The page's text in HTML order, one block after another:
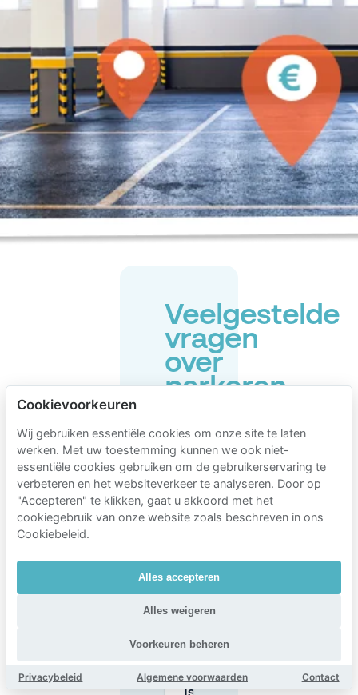
Veelgestelde
vragen
over
parkeren
La
Ruche
Théâtre
Royal
Waar
kan ik
parkeren
bij La
Ruche
Royal?
Cookievoorkeuren
Wij gebruiken essentiële cookies om onze site te laten
werken. Met uw toestemming kunnen we ook niet-
essentiële cookies gebruiken om de gebruikerservaring te
verbeteren en het websiteverkeer te analyseren. Door op
"Accepteren" te klikken, gaat u akkoord met het
cookiegebruik van onze website zoals beschreven in ons
Cookiebeleid.
Alles accepteren
Alles weigeren
Voorkeuren beheren
Privacybeleid Algemene voorwaarden Contact